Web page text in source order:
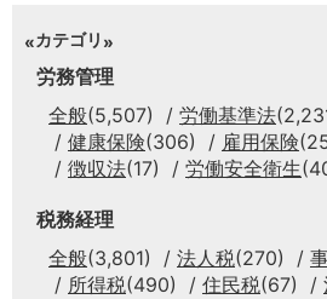
カテゴリ
労務管理
全般(5,507) 労働基準法
健康保険(306) 雇用保険
徴収法(17) 労働安全衛生
税務経理
全般(3,801) 法人税(270)
所得税(490) 住民税(67)